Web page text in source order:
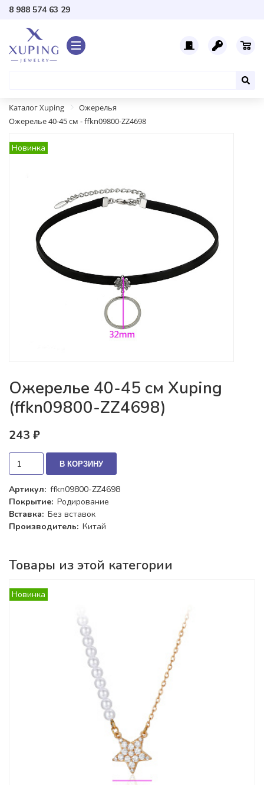
8 988 574 63 29
Каталог Xuping
Ожерелья
Ожерелье 40-45 см - ffkn09800-ZZ4698
Новинка
Ожерелье 40-45 см Xuping
(ffkn09800-ZZ4698)
243 ₽
В КОРЗИНУ
Артикул: ffkn09800-ZZ4698
Покрытие: Родирование
Вставка: Без вставок
Производитель: Китай
Товары из этой категории
Новинка